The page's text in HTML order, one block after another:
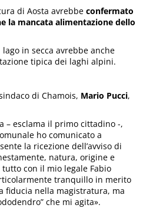
di Aosta avrebbeconfermato
la mancata alimentazione dello
in secca avrebbe anche
tipica dei laghi alpini.
di Chamois, Mario Pucci,
– esclama il primo cittadino -,
ho comunicato a
la ricezione dell’avviso di
natura, origine e
con il mio legale Fabio
tranquillo in merito
fiducia nella magistratura, ma
che mi agita».